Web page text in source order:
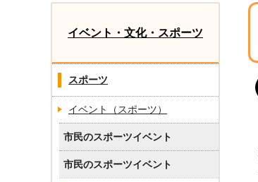
イベント・文化・スポーツ
スポーツ
イベント（スポーツ）
市民のスポーツイベント
市民のスポーツイベント